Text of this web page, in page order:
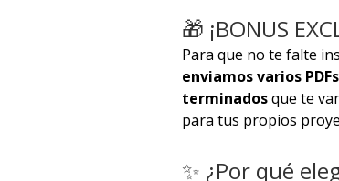
🎁 ¡BONUS
Para que no te falte
enviamos varios
terminadosque te
para tus propios
✨ ¿Por qué